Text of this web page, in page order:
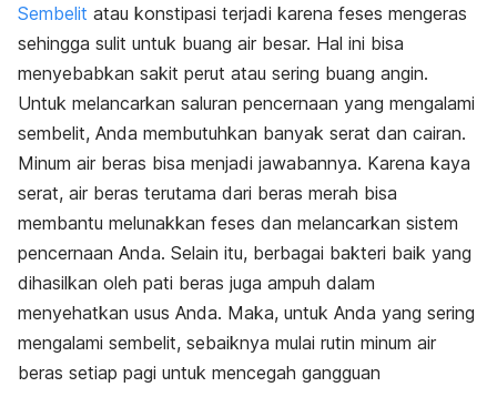
Sembelit atau konstipasi terjadi karena feses mengeras
sehingga sulit untuk buang air besar. Hal ini bisa
menyebabkan sakit perut atau sering buang angin.
Untuk melancarkan saluran pencernaan yang mengalami
sembelit, Anda membutuhkan banyak serat dan cairan.
Minum air beras bisa menjadi jawabannya. Karena kaya
serat, air beras terutama dari beras merah bisa
membantu melunakkan feses dan melancarkan sistem
pencernaan Anda. Selain itu, berbagai bakteri baik yang
dihasilkan oleh pati beras juga ampuh dalam
menyehatkan usus Anda. Maka, untuk Anda yang sering
mengalami sembelit, sebaiknya mulai rutin minum air
beras setiap pagi untuk mencegah gangguan